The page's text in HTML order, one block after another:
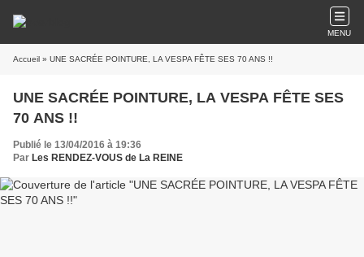
MENU
Accueil » UNE SACRÉE POINTURE, LA VESPA FÊTE SES 70 ANS !!
UNE SACRÉE POINTURE, LA VESPA FÊTE SES
70 ANS !!
Publié le 13/04/2016 à 19:36
Par Les RENDEZ-VOUS de La REINE